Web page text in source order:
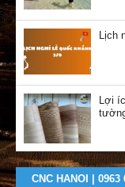
Lịch
Lợi
CNC HANOI | 0963